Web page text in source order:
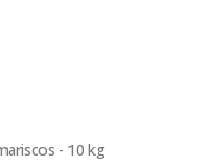
- 10 kg